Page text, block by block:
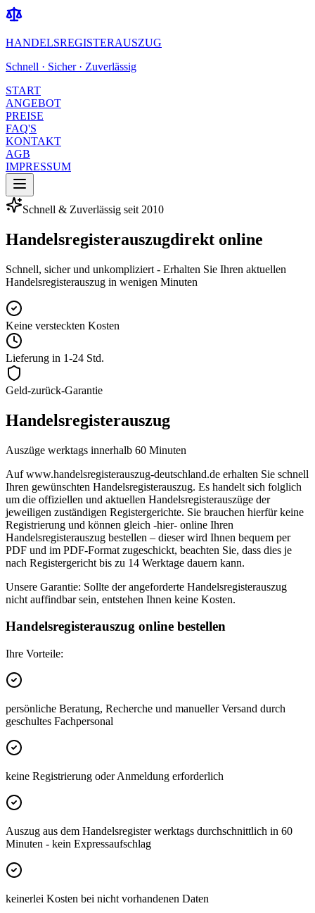
HANDELSREGISTERAUSZUG
Schnell · Sicher · Zuverlässig
START
ANGEBOT
PREISE
FAQ'S
KONTAKT
AGB
IMPRESSUM
Schnell & Zuverlässig seit 2010
Handelsregisterauszugdirekt online
Schnell, sicher und unkompliziert - Erhalten Sie Ihren aktuellen
Handelsregisterauszug in wenigen Minuten
Keine versteckten Kosten
Lieferung in 1-24 Std.
Geld-zurück-Garantie
Handelsregisterauszug
Auszüge werktags innerhalb 60 Minuten
Aufwww.handelsregisterauszug-deutschland.de erhalten Sie schnell
Ihren gewünschten Handelsregisterauszug. Es handelt sich folglich
um die offiziellen und aktuellen Handelsregisterauszüge der
jeweiligen zuständigen Registergerichte. Sie brauchen hierfürkeine
Registrierung und können gleich -hier- online Ihren
Handelsregisterauszug bestellen – dieser wird Ihnen bequem per
PDF und im PDF-Format zugeschickt, beachten Sie, dass dies je
nach Registergericht bis zu 14 Werktage dauern kann.
Unsere Garantie: Sollte der angeforderte Handelsregisterauszug
nicht auffindbar sein, entstehen Ihnen keine Kosten.
Handelsregisterauszug online bestellen
Ihre Vorteile:
persönliche Beratung, Recherche und manueller Versand durch
geschultes Fachpersonal
keine Registrierung oder Anmeldung erforderlich
Auszug aus dem Handelsregister werktags durchschnittlich in 60
Minuten - kein Expressaufschlag
keinerlei Kosten bei nicht vorhandenen Daten